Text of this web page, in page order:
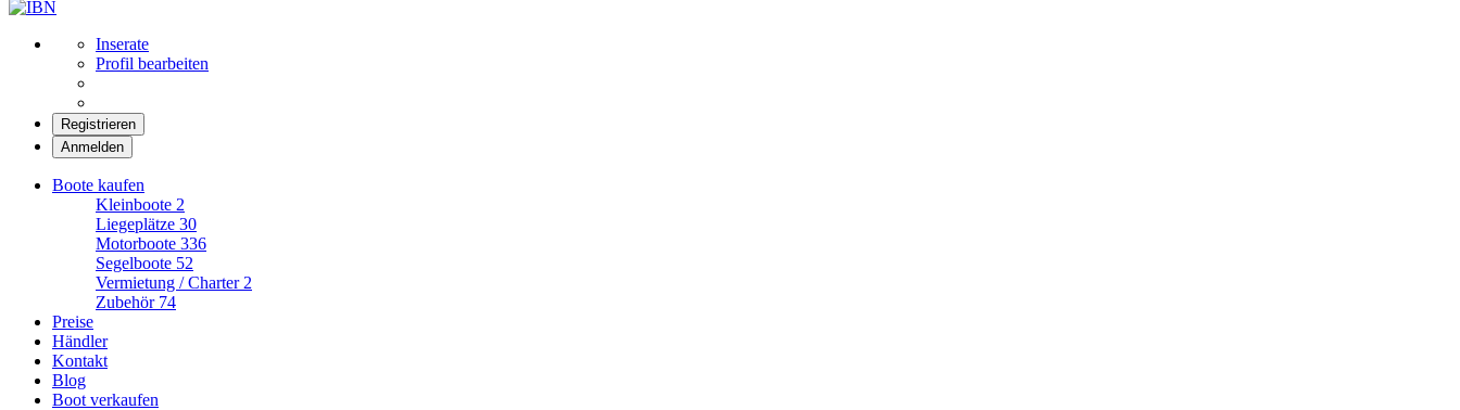
Inserate
Profil bearbeiten
Registrieren
Anmelden
Boote kaufen
Kleinboote 2
Liegeplätze 30
Motorboote 336
Segelboote 52
Vermietung / Charter 2
Zubehör 74
Preise
Händler
Kontakt
Blog
Boot verkaufen